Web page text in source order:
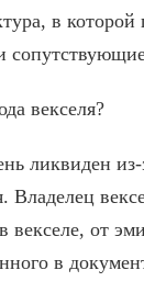
в которой
векселя?
ликвиден из-
Владелец
векселе, от
в